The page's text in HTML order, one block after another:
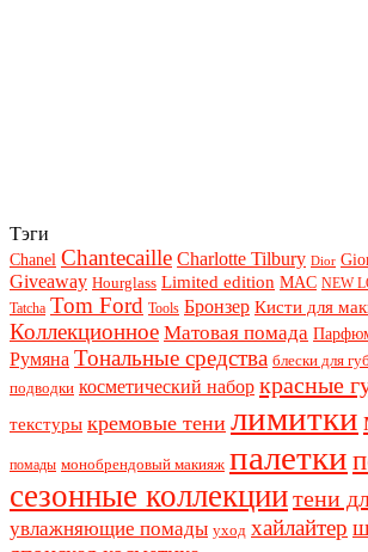
Тэги
Chanel Chantecaille Charlotte Tilbury Dior
Giveaway Hourglass Limited edition MAC NEW
Tatcha Tom Ford Tools Бронзер Кисти для
Коллекционное Матовая помада
Румяна Тональные средства блески для губ
подводки косметический набор красные
текстуры кремовые тени лимитки
помады монобрендовый макияж палетки
сезонные коллекциитени
увлажняющие помады уход хайлайтер